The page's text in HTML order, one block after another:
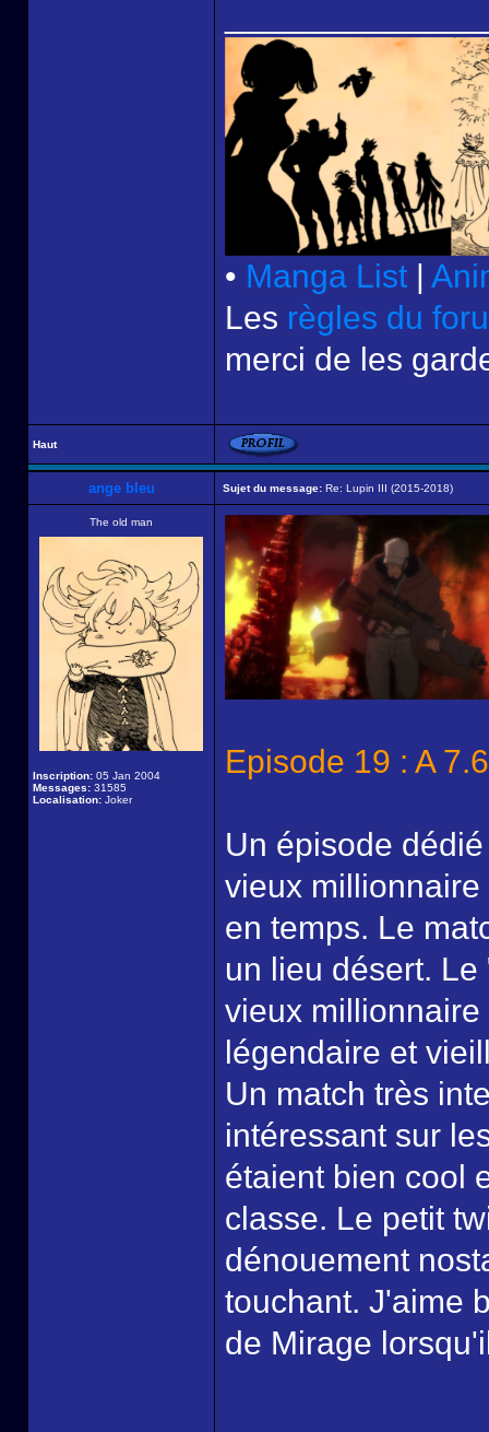
• Manga List |
Les règles du
merci de les
Haut
ange bleu Sujet du message: Re: Lupin III (2015-2018)
The old man
Inscription: 05 Jan 2004
Messages: 31585
Localisation: Joker
Episode 19 : A
Un épisode
vieux
en temps. Le
un lieu désert.
vieux
légendaire et
Un match très
intéressant sur
étaient bien cool
classe. Le petit
dénouement
touchant. J'aime
de Mirage